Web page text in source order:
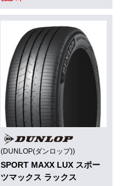
(DUNLOP(ダンロップ))
SPORT MAXX LUX スポー
ツマックス ラックス